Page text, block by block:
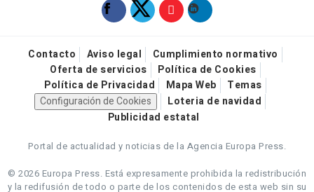
Contacto Aviso legal
Cumplimiento normativo
Oferta de servicios
Política de Cookies
Política de Privacidad
Mapa Web
Temas
Configuración de Cookies
Loteria de navidad
Publicidad estatal
Portal de actualidad y noticias de la Agencia Europa Press.
© 2026 Europa Press. Está expresamente prohibida la redistribución
y la redifusión de todo o parte de los contenidos de esta web sin su